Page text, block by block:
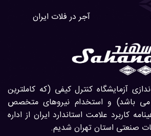
آجر در فلات ایران
با راه اندازی آزمایشگاه کنترل کیفی (که کاملترین
می باشد) و استخدام نیروهای متخصص
کاربرد علامت استاندارد ایران از اداره
صنعتی استان تهران شدیم.